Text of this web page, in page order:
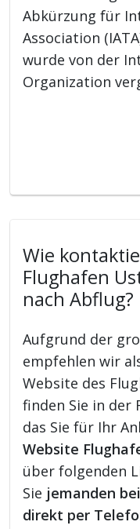
Abkürzung für
Association
wurde von der
Organization
Wie
Flughafen
nach Abflug?
Aufgrund der
empfehlen wir
Website des
finden Sie in der
das Sie für Ihr
Website
über folgenden
Sie jemanden
direkt per